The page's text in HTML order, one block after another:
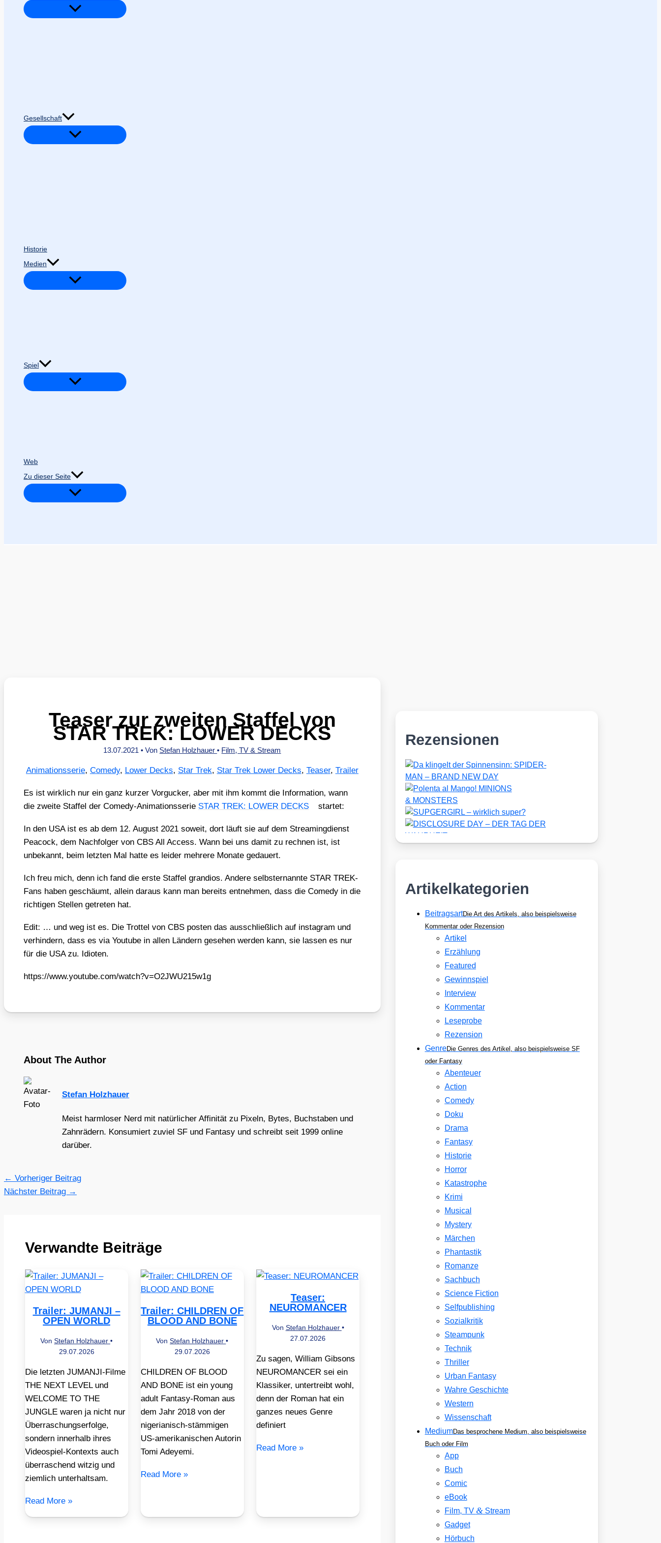
Gesellschaft
Historie
Medien
Spiel
Web
Zu dieser Seite
Teaser zur zweiten Staffel von
STAR TREK: LOWER DECKS
13.07.2021• Von Stefan Holzhauer• Film, TV & Stream
Animationsserie, Comedy, Lower Decks, Star Trek, Star Trek Lower Decks, Teaser, Trailer
Es ist wirk­lich nur ein ganz kur­zer Vor­gu­cker, aber mit ihm kommt die Infor­ma­ti­on, wann
die zwei­te Staf­fel der Come­dy-Ani­ma­ti­ons­se­rie STAR TREK: LOWER DECKS star­tet:
In den USA ist es ab dem 12. August 2021 soweit, dort läuft sie auf dem Strea­ming­dienst
Pea­cock, dem Nach­fol­ger von CBS All Access. Wann bei uns damit zu rech­nen ist, ist
unbe­kannt, beim letz­ten Mal hat­te es lei­der meh­re­re Mona­te gedau­ert.
Ich freu mich, denn ich fand die ers­te Staf­fel gran­di­os. Ande­re selbst­er­nann­te STAR TREK-
Fans haben geschäumt, allein dar­aus kann man bereits ent­neh­men, dass die Come­dy in die
rich­ti­gen Stel­len getre­ten hat.
Edit: … und weg ist es. Die Trot­tel von CBS pos­ten das aus­schließ­lich auf insta­gram und
ver­hin­dern, dass es via You­tube in allen Län­dern gese­hen wer­den kann, sie las­sen es nur
für die USA zu. Idio­ten.
https://​www​.you​tube​.com/​w​a​t​c​h​?​v​=​O​2​J​W​U​2​1​5​w1g
About The Author
Stefan Holzhauer
Meist harmloser Nerd mit natürlicher Affinität zu Pixeln, Bytes, Buchstaben und
Zahnrädern. Konsumiert zuviel SF und Fantasy und schreibt seit 1999 online
darüber.
← Vorheriger Beitrag
Nächster Beitrag →
Verwandte Beiträge
Trailer: JUMANJI –
OPEN WORLD
VonStefan Holzhauer•
29.07.2026
Die letzten JUMANJI-Filme
THE NEXT LEVEL und
WELCOME TO THE
JUNGLE waren ja nicht nur
Überraschungserfolge,
sondern innerhalb ihres
Videospiel-Kontexts auch
überraschend witzig und
ziemlich unterhaltsam.
Read More »
Trailer: CHILDREN OF
BLOOD AND BONE
VonStefan Holzhauer•
29.07.2026
CHILDREN OF BLOOD
AND BONE ist ein young
adult Fantasy-Roman aus
dem Jahr 2018 von der
nigerianisch-stämmigen
US-amerikanischen Autorin
Tomi Adeyemi.
Read More »
Teaser:
NEUROMANCER
Von Stefan Holzhauer •
27.07.2026
Zu sagen, William Gibsons
NEUROMANCER sei ein
Klassiker, untertreibt wohl,
denn der Roman hat ein
ganzes neues Genre
definiert
Read More »
Rezensionen
Artikelkategorien
BeitragsartDie Art des Artikels, also beispielsweise
Kommentar oder Rezension
Artikel
Erzählung
Featured
Gewinnspiel
Interview
Kommentar
Leseprobe
Rezension
GenreDie Genres des Artikel, also beispielsweise SF
oder Fantasy
Abenteuer
Action
Comedy
Doku
Drama
Fantasy
Historie
Horror
Katastrophe
Krimi
Musical
Mystery
Märchen
Phantastik
Romanze
Sachbuch
Science Fiction
Selfpublishing
Sozialkritik
Steampunk
Technik
Thriller
Urban Fantasy
Wahre Geschichte
Western
Wissenschaft
MediumDas besprochene Medium, also beispielsweise
Buch oder Film
App
Buch
Comic
eBook
Film, TV &Stream
Gadget
Hörbuch